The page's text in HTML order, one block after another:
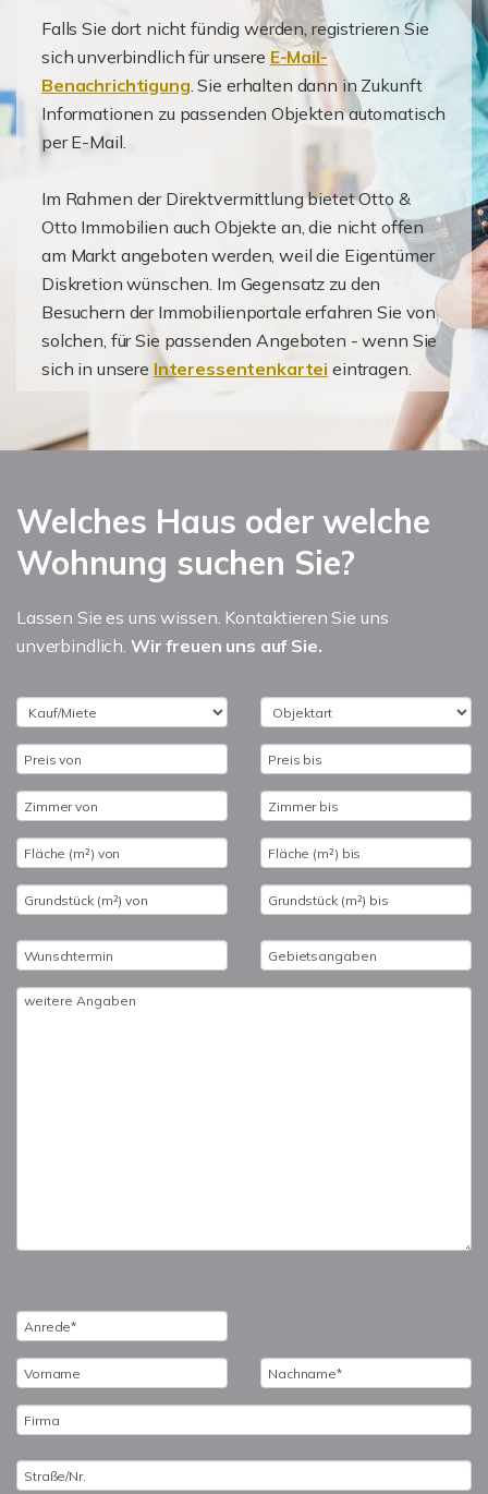
Falls Sie dort nicht fündig werden, registrieren Sie
sich unverbindlich für unsere E-Mail-
Benachrichtigung. Sie erhalten dann in Zukunft
Informationen zu passenden Objekten automatisch
per E-Mail.
Im Rahmen der Direktvermittlung bietet Otto &
Otto Immobilien auch Objekte an, die nicht offen
am Markt angeboten werden, weil die Eigentümer
Diskretion wünschen. Im Gegensatz zu den
Besuchern der Immobilienportale erfahren Sie von
solchen, für Sie passenden Angeboten - wenn Sie
sich in unsere Interessentenkartei eintragen.
Welches Haus oder welche
Wohnung suchen Sie?
Lassen Sie es uns wissen. Kontaktieren Sie uns
unverbindlich. Wir freuen uns auf Sie.